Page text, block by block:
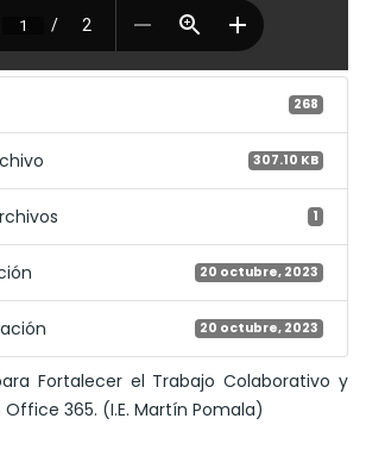
268
307.10 KB
1
20 octubre, 2023
20 octubre, 2023
Fortalecer el Trabajo Colaborativo y
365. (I.E. Martín Pomala)